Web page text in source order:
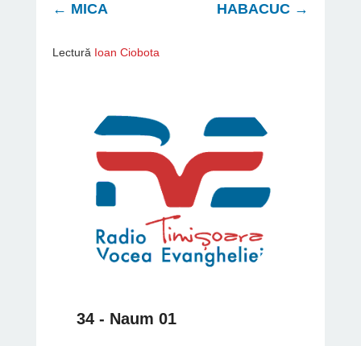
← MICA HABACUC →
Lectură Ioan Ciobota
34 - Naum 01